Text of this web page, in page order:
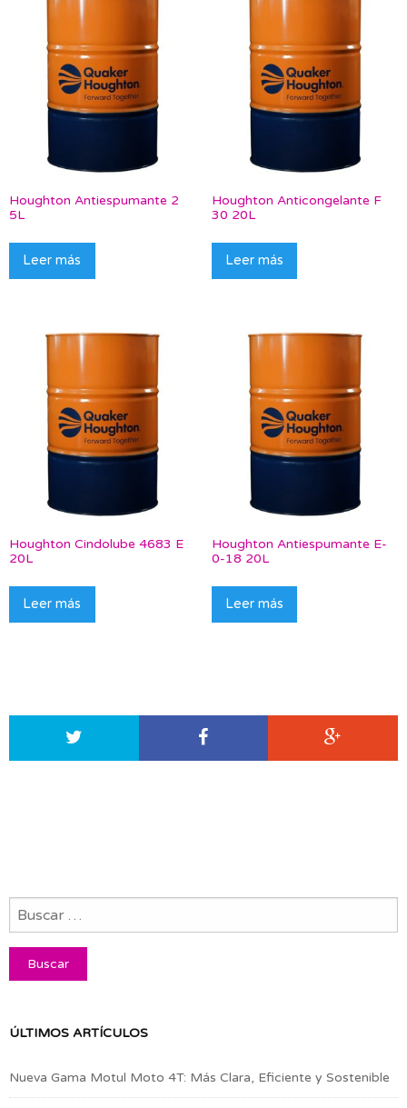
Houghton Antiespumante 2
5L
Leer más
Houghton Anticongelante F
30 20L
Leer más
Houghton Cindolube 4683 E
20L
Leer más
Houghton Antiespumante E-
0-18 20L
Leer más
ÚLTIMOS ARTÍCULOS
Nueva Gama Motul Moto 4T: Más Clara, Eficiente y Sostenible